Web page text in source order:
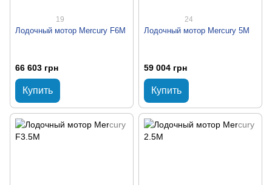
19
Лодочный мотор Mercury F6M
66 603 грн
Купить
24
Лодочный мотор Mercury 5M
59 004 грн
Купить